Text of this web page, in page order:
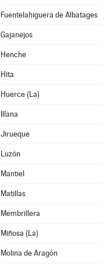
Fuentelahiguera de Albatages
Gajanejos
Henche
Hita
Huerce (La)
Illana
Jirueque
Luzón
Mantiel
Matillas
Membrillera
Miñosa (La)
Molina de Aragón